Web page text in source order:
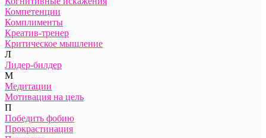
Компетенции
Комплименты
Креатив-тренер
Критическое мышление
Л
Лидер-билдер
М
Медитации
Мотивация на цель
П
Победить фобию
Прокрастинация